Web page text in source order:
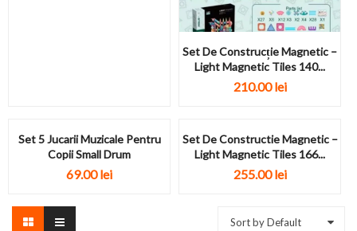
Set De Construcție Magnetic –
Light Magnetic Tiles 140...
210.00lei
Set 5 Jucarii Muzicale Pentru
Copii Small Drum
69.00lei
Set De Constructie Magnetic –
Light Magnetic Tiles 166...
255.00lei
Sort by Default